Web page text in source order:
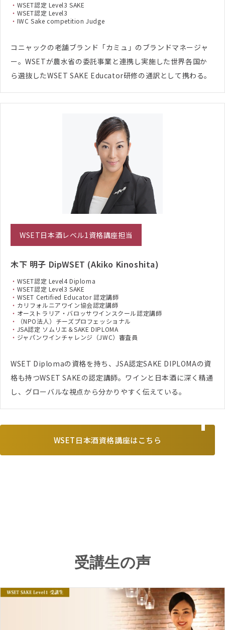
WSET認定 Level3 SAKE
WSET認定 Level3
IWC Sake competition Judge
コニャックの老舗ブランド「カミュ」のブランドマネージャ
ー。WSETが農水省の委託事業と連携し実施した世界各国か
ら選抜したWSET SAKE Educator研修の通訳として携わる。
WSET日本酒レベル1資格講座担当
木下 明子 DipWSET (Akiko Kinoshita)
WSET認定 Level4 Diploma
WSET認定 Level3 SAKE
WSET Certified Educator 認定講師
カリフォルニアワイン協会認定講師
オーストラリア・バロッサワインスクール認定講師
（NPO法人）チーズプロフェッショナル
JSA認定 ソムリエ＆SAKE DIPLOMA
ジャパンワインチャレンジ（JWC）審査員
WSET Diplomaの資格を持ち、JSA認定SAKE DIPLOMAの資
格も持つWSET SAKEの認定講師。ワインと日本酒に深く精通
し、グローバルな視点から分かりやすく伝えている。
WSET日本酒資格講座はこちら
受講生の声